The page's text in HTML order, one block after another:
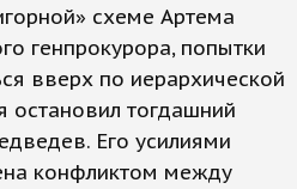
схеме Артема
генпрокурора, попытки
вверх по иерархической
остановил тогдашний
Его усилиями
конфликтом между